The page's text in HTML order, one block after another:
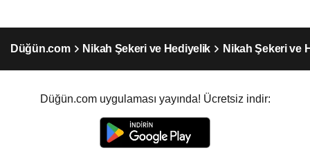
Düğün.com Nikah Şekeri ve Hediyelik Nikah Şekeri ve
Düğün.com uygulaması yayında! Ücretsiz indir: